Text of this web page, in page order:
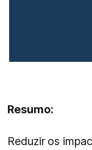
Resumo:
Reduzir os